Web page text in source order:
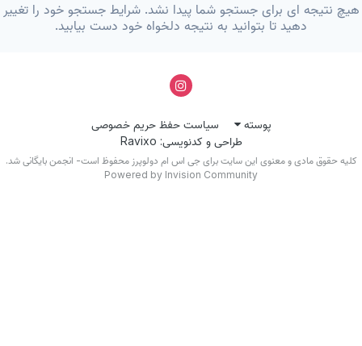
نتیجه ای برای جستجو شما پیدا نشد. شرایط جستجو خود را تغییر
دهید تا بتوانید به نتیجه دلخواه خود دست بیابید.
پوسته
سیاست حفظ حریم خصوصی
طراحی و کدنویسی: Ravixo
کلیه حقوق مادی و معنوی این سایت برای جی اس ام دولوپرز محفوظ است- انجمن بایگانی شد.
Powered by Invision Community